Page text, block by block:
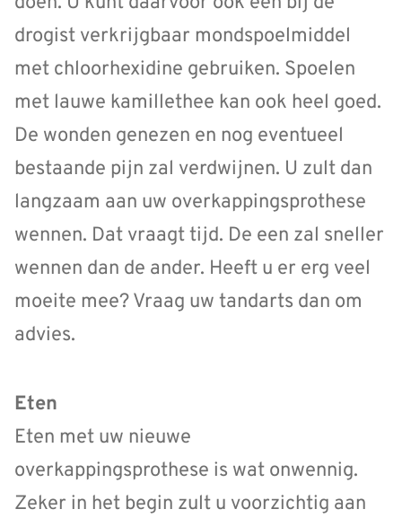
drogist verkrijgbaar mondspoelmiddel
met chloorhexidine gebruiken. Spoelen
met lauwe kamillethee kan ook heel goed.
De wonden genezen en nog eventueel
bestaande pijn zal verdwijnen. U zult dan
langzaam aan uw overkappingsprothese
wennen. Dat vraagt tijd. De een zal sneller
wennen dan de ander. Heeft u er erg veel
moeite mee? Vraag uw tandarts dan om
advies.
Eten
Eten met uw nieuwe
overkappingsprothese is wat onwennig.
Zeker in het begin zult u voorzichtig aan